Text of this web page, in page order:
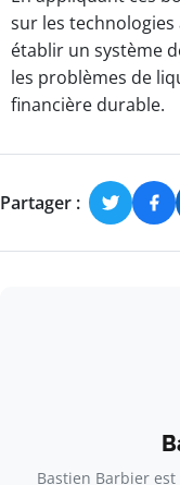
sur les
établir un système
les problèmes de
financière durable.
Partager :
Bastien Barbier